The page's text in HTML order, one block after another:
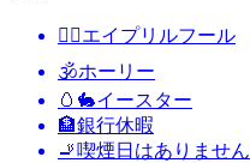
🙆‍♂️エイプリルフール
🕉ホーリー
🥚🐇イースター
🏦銀行休暇
🚬 喫煙日はありません